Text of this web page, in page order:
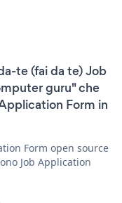
te (fai da te) Job
guru" che
Form in
Form open source
Job Application